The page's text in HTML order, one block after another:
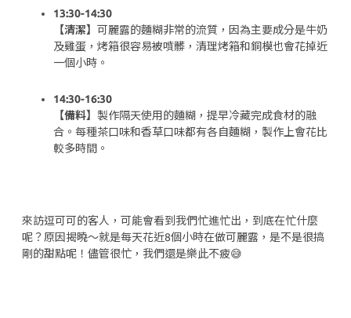
13:30-14:30
【清潔】 可麗露的麵糊非常的流質，因為主要成分是牛奶
及雞蛋，烤箱很容易被噴髒，清理烤箱和銅模也會花掉近
一個小時。
14:30-16:30
【備料】 製作隔天使用的麵糊，提早冷藏完成食材的融
合。每種茶口味和香草口味都有各自麵糊，製作上會花比
較多時間。
來訪逗可可的客人，可能會看到我們忙進忙出，到底在忙什麼
呢？原因揭曉～就是每天花近8個小時在做可麗露，是不是很搞
剛的甜點呢！儘管很忙，我們還是樂此不疲😅